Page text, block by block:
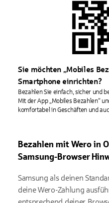
Sie möchten „Mobiles
Smartphone einrichten?
Bezahlen Sie einfach, sicher und
Mit der App „Mobiles Bezahlen“
komfortabel in Geschäften und
Bezahlen mit Wero in
Samsung-Browser
Samsung als deinen
deineWero-Zahlung a